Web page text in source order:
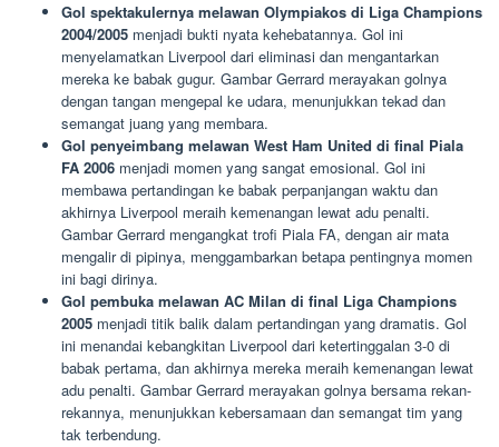
Gol spektakulernya melawan Olympiakos di Liga Champions
2004/2005 menjadi bukti nyata kehebatannya. Gol ini
menyelamatkan Liverpool dari eliminasi dan mengantarkan
mereka ke babak gugur. Gambar Gerrard merayakan golnya
dengan tangan mengepal ke udara, menunjukkan tekad dan
semangat juang yang membara.
Gol penyeimbang melawan West Ham United di final Piala
FA 2006 menjadi momen yang sangat emosional. Gol ini
membawa pertandingan ke babak perpanjangan waktu dan
akhirnya Liverpool meraih kemenangan lewat adu penalti.
Gambar Gerrard mengangkat trofi Piala FA, dengan air mata
mengalir di pipinya, menggambarkan betapa pentingnya momen
ini bagi dirinya.
Gol pembuka melawan AC Milan di final Liga Champions
2005 menjadi titik balik dalam pertandingan yang dramatis. Gol
ini menandai kebangkitan Liverpool dari ketertinggalan 3-0 di
babak pertama, dan akhirnya mereka meraih kemenangan lewat
adu penalti. Gambar Gerrard merayakan golnya bersama rekan-
rekannya, menunjukkan kebersamaan dan semangat tim yang
tak terbendung.